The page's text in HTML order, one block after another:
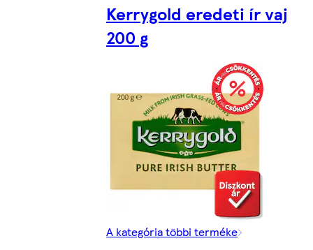
Kerrygold eredeti ír vaj
200 g
A kategória többi terméke